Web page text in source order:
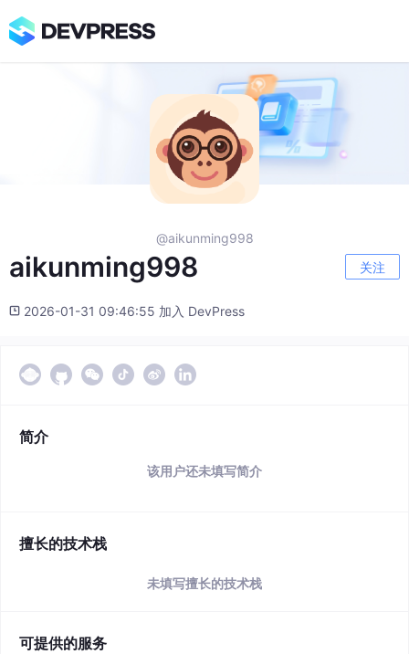
@aikunming998
aikunming998 关注
2026-01-31 09:46:55 加入 DevPress
简介
该用户还未填写简介
擅长的技术栈
未填写擅长的技术栈
可提供的服务